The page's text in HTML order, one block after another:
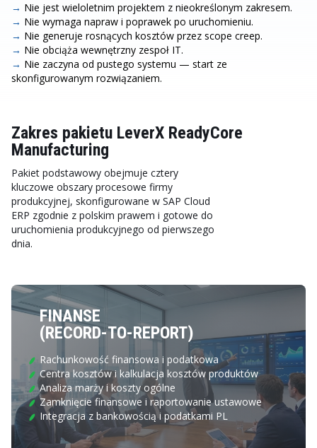
→ Nie jest wieloletnim projektem z nieokreślonym zakresem.
→ Nie wymaga napraw i poprawek po uruchomieniu.
→ Nie generuje rosnących kosztów przez scope creep.
→ Nie obciąża wewnętrzny zespoł IT.
→ Nie zaczyna od pustego systemu — start ze
skonfigurowanym rozwiązaniem.
Zakres pakietu LeverX ReadyCore
Manufacturing
Pakiet podstawowy obejmuje cztery
kluczowe obszary procesowe firmy
produkcyjnej, skonfigurowane w SAP Cloud
ERP zgodnie z polskim prawem i gotowe do
uruchomienia produkcyjnego od pierwszego
dnia.
FINANSE
(RECORD-TO-REPORT)
Rachunkowość finansowa i podatkowa
Centra kosztów i kalkulacja kosztów produktów
Analiza marży i koszty ogólne
Zamknięcie finansowe i raportowanie ustawowe
Integracja z bankowością i podatkami PL